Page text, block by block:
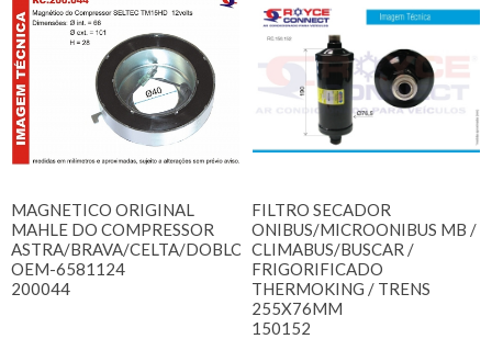
MAGNETICO ORIGINAL
MAHLE DO COMPRESSOR
ASTRA/BRAVA/CELTA/DOBLO/MERIVA/PALIO/STILO/
OEM-6581124
200044
FILTRO SECADOR
ONIBUS/MICROONIBUS MB /
CLIMABUS/BUSCAR /
FRIGORIFICADO
THERMOKING / TRENS
255X76MM
150152